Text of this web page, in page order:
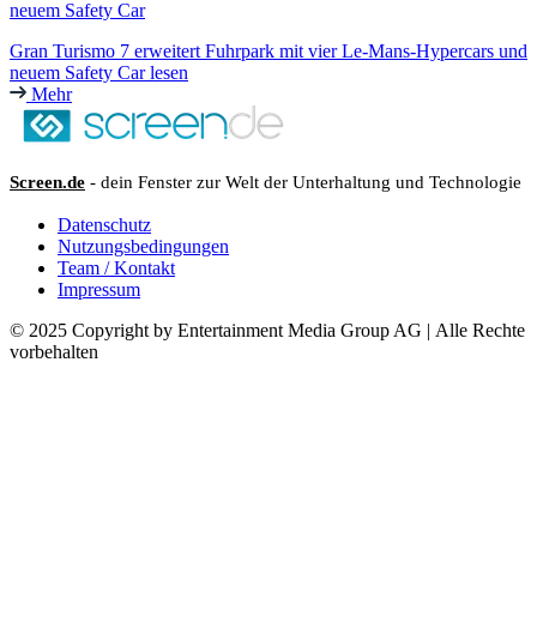
neuem Safety Car
Gran Turismo 7 erweitert Fuhrpark mit vier Le-Mans-Hypercars und
neuem Safety Car lesen
Mehr
Screen.de - dein Fenster zur Welt der Unterhaltung und Technologie
Datenschutz
Nutzungsbedingungen
Team / Kontakt
Impressum
© 2025 Copyright by Entertainment Media Group AG | Alle Rechte
vorbehalten